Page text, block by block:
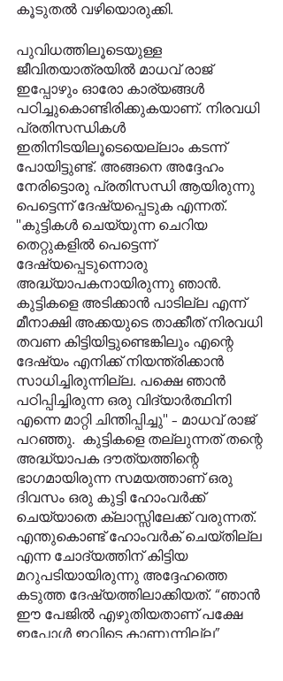
കൂടുതൽ വഴിയൊരുക്കി.
പുവിധത്തിലൂടെയുള്ള
ജീവിതയാത്രയിൽ മാധവ് രാജ്
ഇപ്പോഴും ഓരോ കാര്യങ്ങൾ
പഠിച്ചുകൊണ്ടിരിക്കുകയാണ്. നിരവധി
പ്രതിസന്ധികൾ
ഇതിനിടയിലൂടെയെല്ലാം കടന്ന്
പോയിട്ടുണ്ട്. അങ്ങനെ അദ്ദേഹം
നേരിട്ടൊരു പ്രതിസന്ധി ആയിരുന്നു
പെട്ടെന്ന് ദേഷ്യപ്പെടുക എന്നത്.
"കുട്ടികൾ ചെയ്യുന്ന ചെറിയ
തെറ്റുകളിൽ പെട്ടെന്ന്
ദേഷ്യപ്പെടുന്നൊരു
അദ്ധ്യാപകനായിരുന്നു ഞാൻ.
കുട്ടികളെ അടിക്കാൻ പാടില്ല എന്ന്
മീനാക്ഷി അക്കയുടെ താക്കീത് നിരവധി
തവണ കിട്ടിയിട്ടുണ്ടെങ്കിലും എന്റെ
ദേഷ്യം എനിക്ക് നിയന്ത്രിക്കാൻ
സാധിച്ചിരുന്നില്ല. പക്ഷെ ഞാൻ
പഠിപ്പിച്ചിരുന്ന ഒരു വിദ്യാർത്ഥിനി
എന്നെ മാറ്റി ചിന്തിപ്പിച്ചു" - മാധവ് രാജ്
പറഞ്ഞു.  കുട്ടികളെ തല്ലുന്നത് തന്റെ
അദ്ധ്യാപക ദൗത്യത്തിന്റെ
ഭാഗമായിരുന്ന സമയത്താണ് ഒരു
ദിവസം ഒരു കുട്ടി ഹോംവർക്ക്
ചെയ്യാതെ ക്ലാസ്സിലേക്ക് വരുന്നത്.
എന്തുകൊണ്ട് ഹോംവർക് ചെയ്തില്ല
എന്ന ചോദ്യത്തിന് കിട്ടിയ
മറുപടിയായിരുന്നു അദ്ദേഹത്തെ
കടുത്ത ദേഷ്യത്തിലാക്കിയത്. “ഞാൻ
ഈ പേജിൽ എഴുതിയതാണ് പക്ഷേ
ഇപ്പോൾ ഇവിടെ കാണുന്നില്ല”